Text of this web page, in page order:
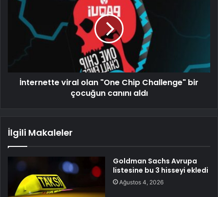
İnternette viral olan "One Chip Challenge" bir
çocuğun canını aldı
İlgili Makaleler
Goldman Sachs Avrupa
listesine bu 3 hisseyi ekledi
Ağustos 4, 2026